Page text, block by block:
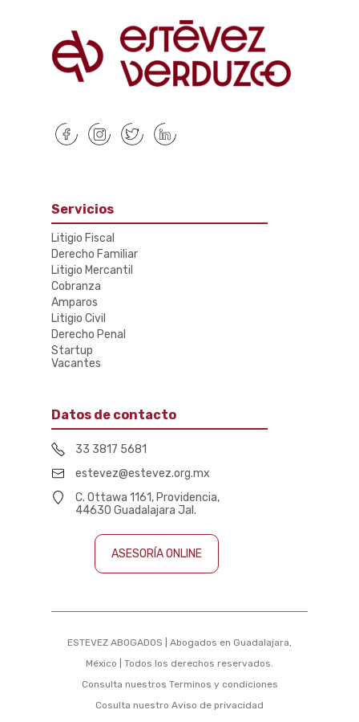
Servicios
Litigio Fiscal
Derecho Familiar
Litigio Mercantil
Cobranza
Amparos
Litigio Civil
Derecho Penal
Startup
Vacantes
Datos de contacto
33 3817 5681
estevez@estevez.org.mx
C. Ottawa 1161, Providencia,
44630 Guadalajara Jal.
ASESORÍA ONLINE
ESTEVEZ ABOGADOS | Abogados en Guadalajara,
México | Todos los derechos reservados.
Consulta nuestros Terminos y condiciones
Cosulta nuestro Aviso de privacidad